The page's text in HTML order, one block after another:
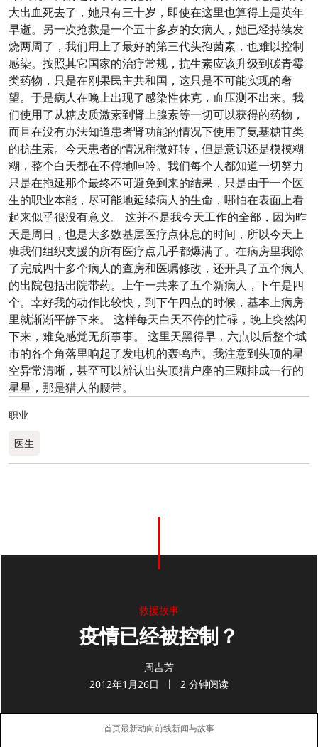
大出血死去了，她只有三十岁，即使在这里也算得上是英年
早逝。另一次抢救是一个五十多岁的女病人，她已经持续发
烧两周了，我们用上了最好的第三代头孢菌素，也难以控制
感染。按照其它国家的治疗常规，抗生素应该升级到碳青霉
类药物，只是在刚果民主共和国，这只是不可能实现的奢
望。于是病人在晚上出现了感染性休克，血压测不出来。我
们使用了从糖皮质激素到肾上腺素等一切可以获得的药物，
而且在没有办法知道患者肾功能的情况下使用了氨基糖苷类
的抗生素。今天患者的情况稍微好转，但是意识还是模模糊
糊，整个白天都在不停地呻吟。我们每个人都知道一切努力
只是在拖延那个最终不可避免到来的结果，只是由于一个医
生的职业本能，尽可能地延续病人的生命，哪怕在表面上看
起来似乎很没有意义。 这并不是我今天工作的全部，因为昨
天是周日，也是大多数基层医疗点休息的时间，所以今天上
班我们组织支援的所有医疗点几乎都爆满了。在病房里我除
了完成四十多个病人的查房和医嘱修改，还开具了五个病人
的出院包括出院带药。上午一共来了五个新病人，下午是四
个。幸好我的动作比较快，到下午四点的时候，基本上病房
里就渐渐平静下来。 这样每天白天不停的忙碌，晚上突然闲
下来，难免感觉无所事事。 这里天黑得早，六点以后整个城
市的各个角落里响起了发电机的轰鸣声。我注意到头顶的星
空异常清晰，甚至可以辨认出头顶猎户座的三颗排成一行的
星星，那是猎人的腰带。
职业
医生
救援故事
疫情已经被控制？
周吉芳
2012年1月26日
2 分钟阅读
首页最新动向前线新闻与故事